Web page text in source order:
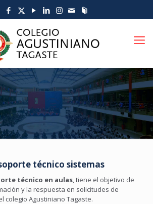
técnico sistemas
técnico en aulas, tiene el objetivo de
y la respuesta en solicitudes de
colegio Agustiniano Tagaste.